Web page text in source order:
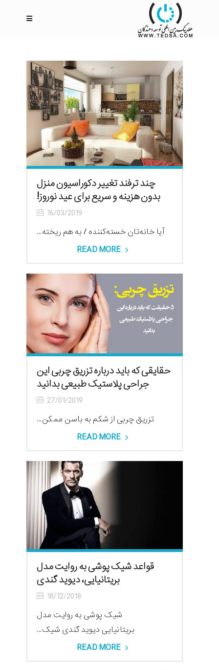
چند ترفند تغییر دکوراسیون منزل
بدون هزینه و سریع برای عید نوروز!
16/03/2019
آیا خانه‌تان خسته‌کننده / به هم ریخته...
READ MORE
حقایقی که باید درباره تزریق چربی این
جراحی پلاستیک طبیعی بدانید
27/01/2019
تزریق چربی از شکم به باسن‌ ممکن...
READ MORE
قواعد شیک پوشی به روایت مدل
بریتانیایی، دیوید گندی
18/12/2018
شیک پوشی به روایت مدل
بریتانیایی دیوید گندی شیک...
READ MORE